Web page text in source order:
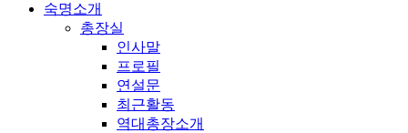
숙명소개
총장실
인사말
프로필
연설문
최근활동
역대총장소개